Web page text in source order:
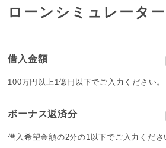
ローンシミュレーター
借入金額
100万円以上1億円以下でご入力ください。
ボーナス返済分
借入希望金額の2分の1以下でご入力くださ